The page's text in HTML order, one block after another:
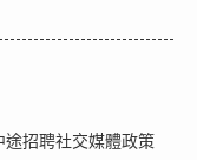
途招聘社交媒體政策